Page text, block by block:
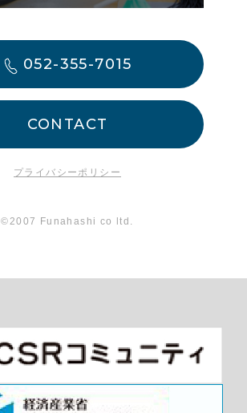
052-355-7015
CONTACT
プライバシーポリシー
©2007 Funahashi co ltd.